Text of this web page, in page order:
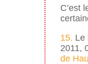
C’est
15. Le
2011,
de